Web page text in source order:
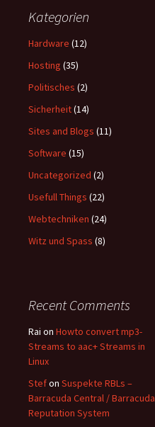
Kategorien
Hardware (12)
Hosting (35)
Politisches (2)
Sicherheit(14)
Sites and Blogs (11)
Software (15)
Uncategorized (2)
Usefull Things (22)
Webtechniken (24)
Witz und Spass (8)
Recent Comments
Rai on Howto convert mp3-
Streams to aac+ Streams in
Linux
Stefon Suspekte RBLs –
Barracuda Central / Barracuda
Reputation System